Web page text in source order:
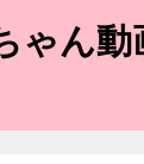
ゃん動